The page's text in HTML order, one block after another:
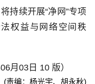
续开展“净网”专项
权益与网络空间秩
03日 10 版）
(责编：杨光宇、胡永秋)